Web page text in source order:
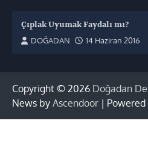
Çıplak Uyumak Faydalı mı?
DOĞADAN
14 Haziran 2016
Copyright © 2026 Doğadan
News by Ascendoor | Powered